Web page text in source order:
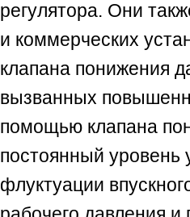
регулятора. Они
и коммерческих
клапана понижения
вызванных
помощью клапана
постоянный уровень
флуктуации